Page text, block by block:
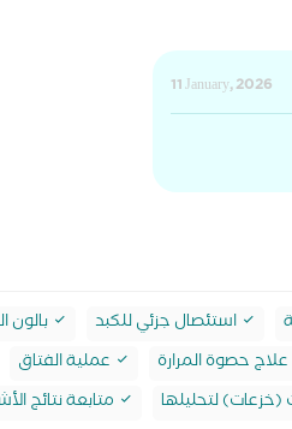
11 January, 2026
استئصال جزئي للكبد بالون
علاج حصوة المرارة عملية الفتاق
(خزعات) لتحليلها متابعة نتائج